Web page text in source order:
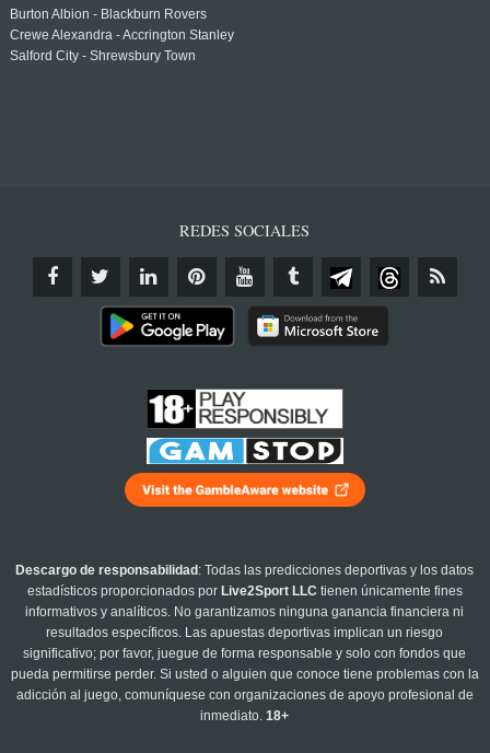
Burton Albion - Blackburn Rovers
Crewe Alexandra - Accrington Stanley
Salford City - Shrewsbury Town
REDES SOCIALES
Descargo de responsabilidad : Todas las predicciones deportivas y los datos
estadísticos proporcionados por Live2Sport LLC tienen únicamente fines
informativos y analíticos. No garantizamos ninguna ganancia financiera ni
resultados específicos. Las apuestas deportivas implican un riesgo
significativo; por favor, juegue de forma responsable y solo con fondos que
pueda permitirse perder. Si usted o alguien que conoce tiene problemas con la
adicción al juego, comuníquese con organizaciones de apoyo profesional de
inmediato.18+